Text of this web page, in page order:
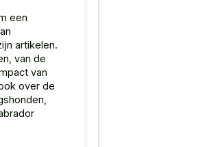
een
artikelen.
van de
van
over de